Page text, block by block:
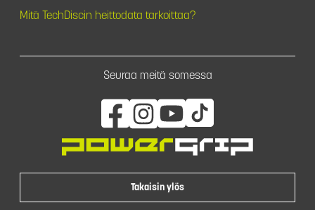
Mitä TechDiscin heittodata tarkoittaa?
Seuraa meitä somessa
Takaisin ylös